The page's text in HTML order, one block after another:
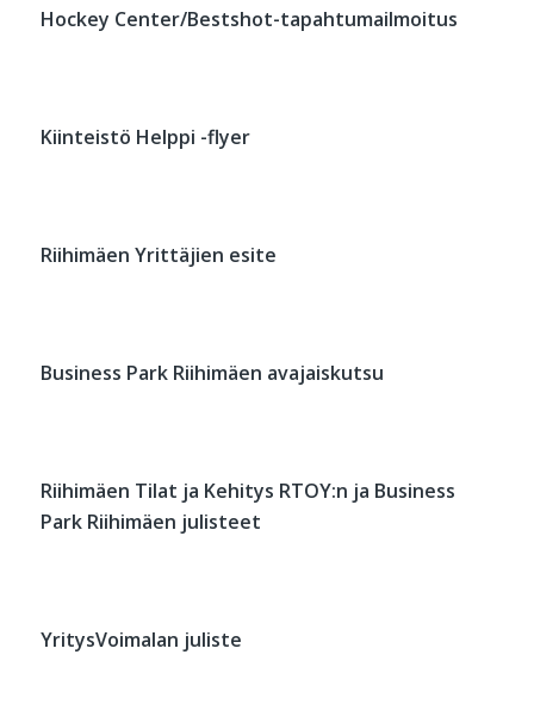
Hockey Center/Bestshot-tapahtumailmoitus
Kiinteistö Helppi -flyer
Riihimäen Yrittäjien esite
Business Park Riihimäen avajaiskutsu
Riihimäen Tilat ja Kehitys RTOY:n ja Business
Park Riihimäen julisteet
YritysVoimalan juliste